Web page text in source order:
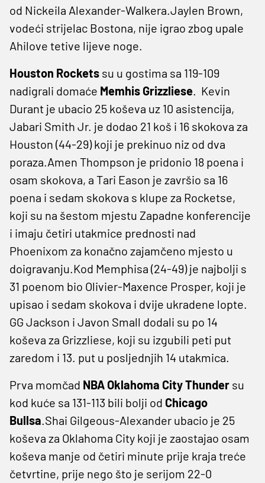
od Nickeila Alexander-Walkera.Jaylen Brown,
vodeći strijelac Bostona, nije igrao zbog upale
Ahilove tetive lijeve noge.
Houston Rockets su u gostima sa 119-109
nadigrali domaće Memhis Grizzliese. Kevin
Durant je ubacio 25 koševa uz 10 asistencija,
Jabari Smith Jr. je dodao 21 koš i 16 skokova za
Houston (44-29) koji je prekinuo niz od dva
poraza.Amen Thompson je pridonio 18 poena i
osam skokova, a Tari Eason je završio sa 16
poena i sedam skokova s ​​klupe za Rocketse,
koji su na šestom mjestu Zapadne konferencije
i imaju četiri utakmice prednosti nad
Phoenixom za konačno zajamčeno mjesto u
doigravanju.Kod Memphisa (24-49) je najbolji s
31 poenom bio Olivier-Maxence Prosper, koji je
upisao i sedam skokova i dvije ukradene lopte.
GG Jackson i Javon Small dodali su po 14
koševa za Grizzliese, koji su izgubili peti put
zaredom i 13. put u posljednjih 14 utakmica.
Prva momčad NBA Oklahoma City Thunder su
kod kuće sa 131-113 bili bolji od Chicago
Bullsa.Shai Gilgeous-Alexander ubacio je 25
koševa za Oklahoma City koji je zaostajao osam
koševa manje od četiri minute prije kraja treće
četvrtine, prije nego što je serijom 22-0